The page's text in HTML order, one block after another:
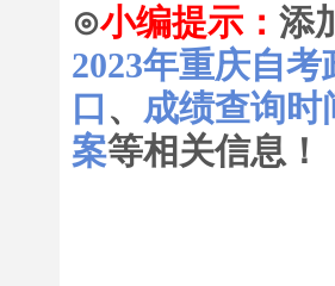
⊙小编提示： 添
2023年重庆自
口 、 成绩查询时
案等相关信息！